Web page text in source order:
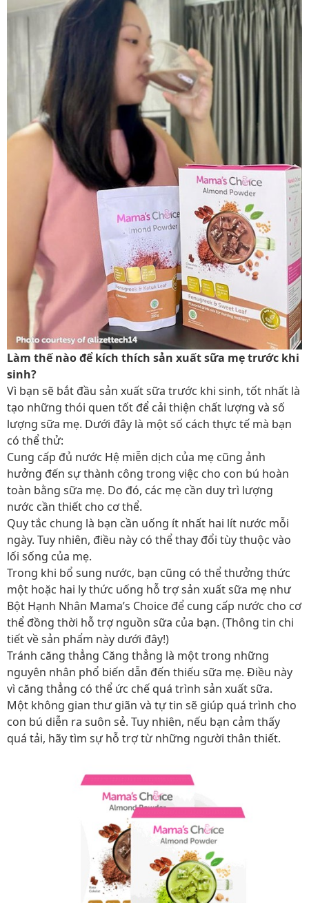
Làm thế nào để kích thích sản xuất sữa mẹ trước khi
sinh?
Vì bạn sẽ bắt đầu sản xuất sữa trước khi sinh, tốt nhất là
tạo những thói quen tốt để cải thiện chất lượng và số
lượng sữa mẹ. Dưới đây là một số cách thực tế mà bạn
có thể thử:
Cung cấp đủ nước Hệ miễn dịch của mẹ cũng ảnh
hưởng đến sự thành công trong việc cho con bú hoàn
toàn bằng sữa mẹ. Do đó, các mẹ cần duy trì lượng
nước cần thiết cho cơ thể.
Quy tắc chung là bạn cần uống ít nhất hai lít nước mỗi
ngày. Tuy nhiên, điều này có thể thay đổi tùy thuộc vào
lối sống của mẹ.
Trong khi bổ sung nước, bạn cũng có thể thưởng thức
một hoặc hai ly thức uống hỗ trợ sản xuất sữa mẹ như
Bột Hạnh Nhân Mama’s Choice để cung cấp nước cho cơ
thể đồng thời hỗ trợ nguồn sữa của bạn. (Thông tin chi
tiết về sản phẩm này dưới đây!)
Tránh căng thẳng Căng thẳng là một trong những
nguyên nhân phổ biến dẫn đến thiếu sữa mẹ. Điều này
vì căng thẳng có thể ức chế quá trình sản xuất sữa.
Một không gian thư giãn và tự tin sẽ giúp quá trình cho
con bú diễn ra suôn sẻ. Tuy nhiên, nếu bạn cảm thấy
quá tải, hãy tìm sự hỗ trợ từ những người thân thiết.